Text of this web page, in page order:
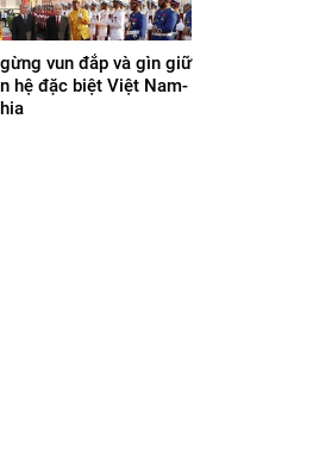
vun đắp và gìn giữ
hệ đặc biệt Việt Nam-